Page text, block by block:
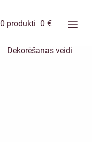
0 produkti 0 €
Ēdienkarte
Dekorēšanas veidi